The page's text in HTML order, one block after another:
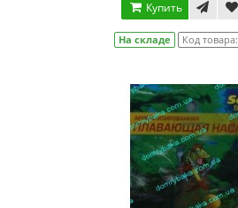
Купить
На складе Код товара: